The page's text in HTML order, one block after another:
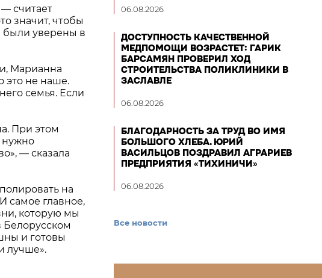
считает
значит, чтобы
были уверены в
Марианна
это не наше.
семья. Если
При этом
нужно
— сказала
на
самое главное,
которую мы
Белорусском
и готовы
лучше».
06.08.2026
ДОСТУПНОСТЬ КАЧЕСТВЕННОЙ
МЕДПОМОЩИ ВОЗРАСТЕТ: ГАРИК
БАРСАМЯН ПРОВЕРИЛ ХОД
СТРОИТЕЛЬСТВА ПОЛИКЛИНИКИ В
ЗАСЛАВЛЕ
06.08.2026
БЛАГОДАРНОСТЬ ЗА ТРУД ВО ИМЯ
БОЛЬШОГО ХЛЕБА. ЮРИЙ
ВАСИЛЬЦОВ ПОЗДРАВИЛ АГРАРИЕВ
ПРЕДПРИЯТИЯ «ТИХИНИЧИ»
06.08.2026
Все новости